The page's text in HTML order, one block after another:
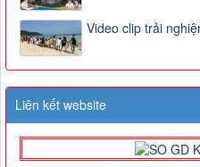
Video clip trải
Liên kết website